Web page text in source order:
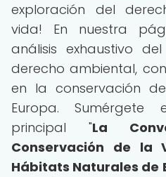
exploración del
vida! En nuestra
análisis exhaustivo
derecho ambiental,
en la conservación
Europa. Sumérgete
principal "La
Conservación de la
Hábitats Naturales de